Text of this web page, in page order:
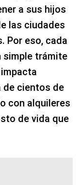
a sus hijos
las ciudades
Por eso, cada
simple trámite
de cientos de
con alquileres
de vida que